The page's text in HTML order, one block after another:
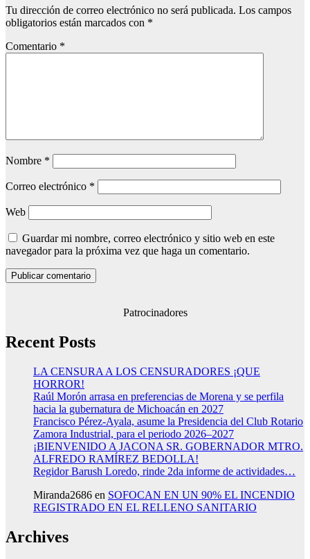
Tu dirección de correo electrónico no será publicada. Los campos
obligatorios están marcados con *
Comentario *
Nombre *
Correo electrónico *
Web
Guardar mi nombre, correo electrónico y sitio web en este
navegador para la próxima vez que haga un comentario.
Patrocinadores
Recent Posts
LA CENSURA A LOS CENSURADORES ¡QUE
HORROR!
Raúl Morón arrasa en preferencias de Morena y se perfila
hacia la gubernatura de Michoacán en 2027
Francisco Pérez-Ayala, asume la Presidencia del Club Rotario
Zamora Industrial, para el periodo 2026–2027
¡BIENVENIDO A JACONA SR. GOBERNADOR MTRO.
ALFREDO RAMÍREZ BEDOLLA!
Regidor Barush Loredo, rinde 2da informe de actividades…
Miranda2686 en SOFOCAN EN UN 90% EL INCENDIO
REGISTRADO EN EL RELLENO SANITARIO
Archives